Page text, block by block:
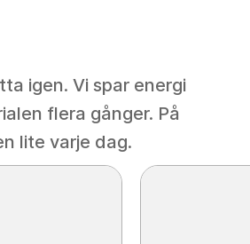
igen. Vi spar energi
flera gånger. På
lite varje dag.